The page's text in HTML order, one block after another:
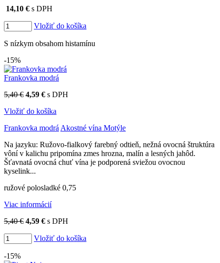
14,10 € s DPH
Vložiť do košíka
S nízkym obsahom histamínu
-15%
Frankovka modrá
5,40 € 4,59 € s DPH
Vložiť do košíka
Frankovka modrá Akostné vína Motýle
Na jazyku: Ružovo-fialkový farebný odtieň, nežná ovocná štruktúra
vôní v kalichu pripomína zmes hrozna, malín a lesných jahôd.
Šťavnatá ovocná chuť vína je podporená sviežou ovocnou
kyselink...
ružové polosladké 0,75
Viac informácií
5,40 € 4,59 € s DPH
Vložiť do košíka
-15%